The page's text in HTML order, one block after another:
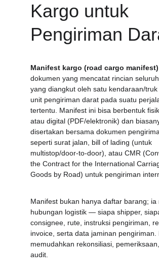
Kargo untuk
Pengiriman
Manifest kargo (road cargo manifest)
dokumen yang mencatat rincian
yang diangkut oleh satu kendaraan/
unit pengiriman darat pada suatu
tertentu. Manifest ini bisa berbentuk
atau digital (PDF/elektronik) dan
disertakan bersama dokumen
seperti surat jalan, bill of lading (untuk
multistop/door-to-door), atau CMR
the Contract for the International
Goods by Road) untuk pengiriman
Manifest bukan hanya daftar barang; ia
hubungan logistik — siapa shipper,
consignee, rute, instruksi pengiriman,
invoice, serta data jaminan pengiriman.
memudahkan rekonsiliasi,
audit.